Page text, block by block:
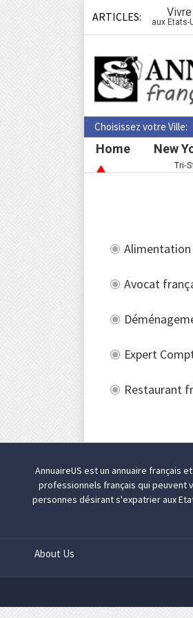
ARTICLES: Vivre
aux Etats-
Choisissez votre Ville:
Home New
Tri-
Alimentation
Avocat
Expert
Restaurant
AnnuaireUS est un annuaire français
professionnels français qui peuvent
personnes désirants'expatrier aux
About Us